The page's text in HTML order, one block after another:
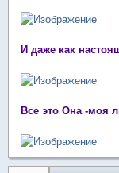
И даже как
Все это Она -моя